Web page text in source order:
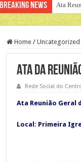
Breaking News Ata
Home / Uncategorized
Ata da
Rede Social do
Ata Reunião Geral
Local: Primeira